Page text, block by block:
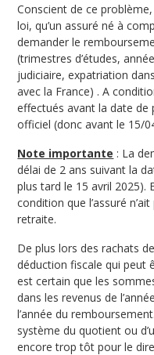
Conscient de ce
loi, qu’un assuré né à
demander le
(trimestres d’études,
judiciaire, expatriation
avec la France) . A
effectués avant la date de
officiel (donc avant le 15/
Note importante : La
délai de 2 ans suivant la
plus tard le 15 avril 2025).
condition que l’assuré
retraite.
De plus lors des rachats
déduction fiscale qui peut
est certain que les
dans les revenus de
l’année du
système du quotient ou
encore trop tôt pour le